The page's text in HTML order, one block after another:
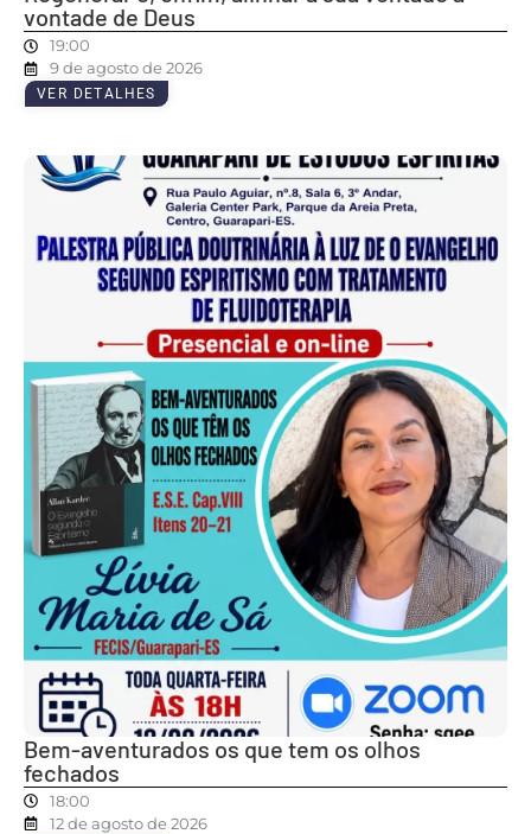
vontade de Deus
19:00
9 de agosto de 2026
VER DETALHES
Bem-aventurados os que tem os olhos
fechados
18:00
12 de agosto de 2026